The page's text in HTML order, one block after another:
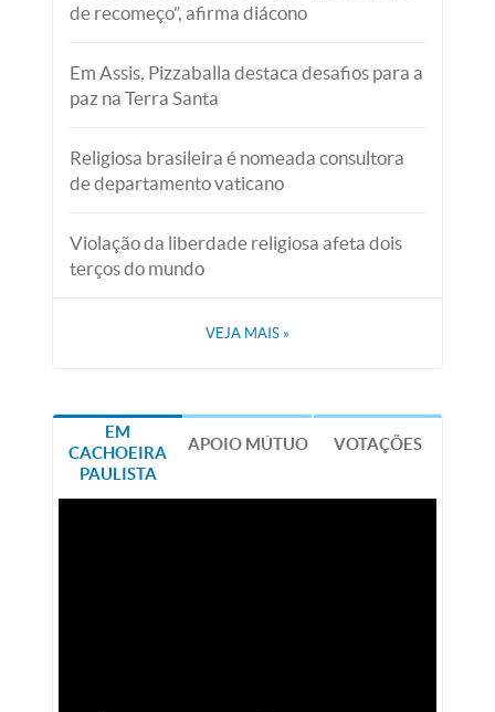
de recomeço”, afirma diácono
Em Assis, Pizzaballa destaca desafios para a
paz na Terra Santa
Religiosa brasileira é nomeada consultora
de departamento vaticano
Violação da liberdade religiosa afeta dois
terços do mundo
VEJA MAIS »
EM
CACHOEIRA
PAULISTA
APOIO MÚTUO VOTAÇÕES